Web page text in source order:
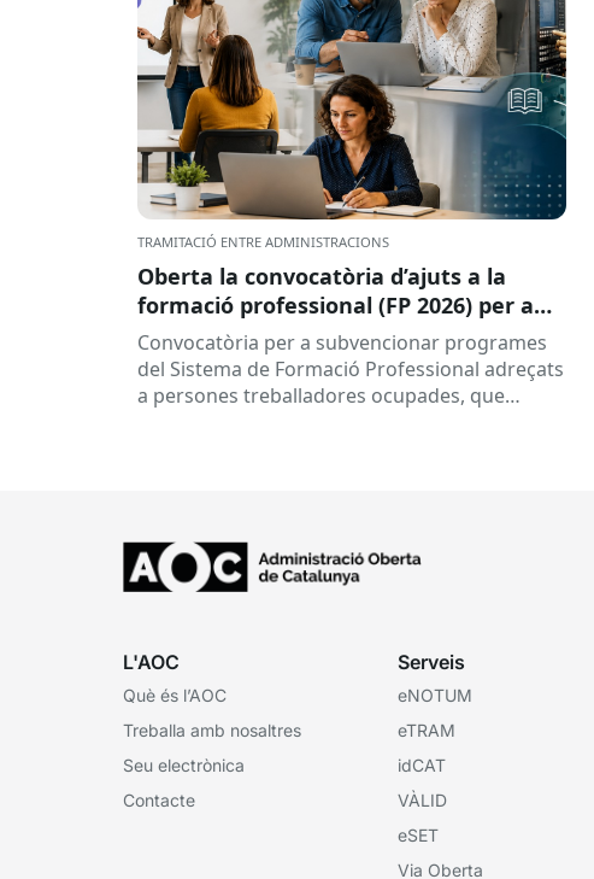
TRAMITACIÓ ENTRE ADMINISTRACIONS
Oberta la convocatòria d’ajuts a la
formació professional (FP 2026) per a
persones treballadores ocupades
Convocatòria per a subvencionar programes
del Sistema de Formació Professional adreçats
a persones treballadores ocupades, que
L'AOC
Què és l’AOC
Treballa amb nosaltres
Seu electrònica
Contacte
Serveis
eNOTUM
eTRAM
idCAT
VÀLID
eSET
Via Oberta